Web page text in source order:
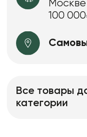
100
Все товары
категории